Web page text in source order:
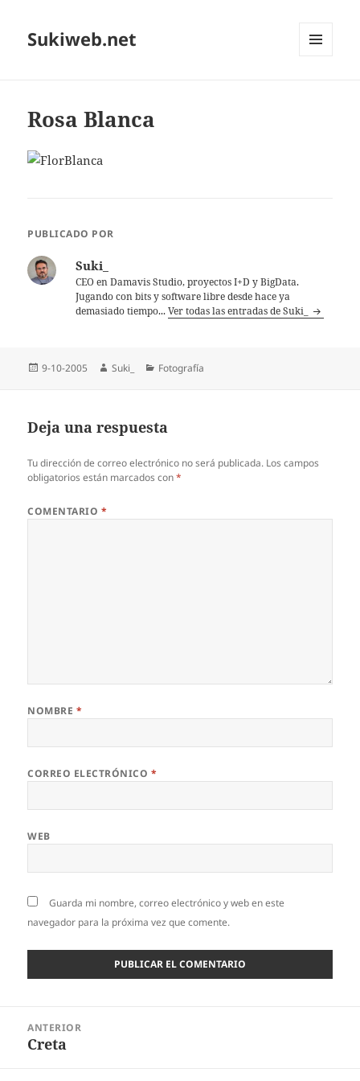
Sukiweb.net
Rosa Blanca
PUBLICADO POR
Suki_
CEO en Damavis Studio, proyectos I+D y BigData.
Jugando con bits y software libre desde hace ya
demasiado tiempo...Ver todas las entradas de Suki_
Publicado
9-10-2005 Autor
Suki_ Categorías
Fotografí­a
Deja una respuesta
Tu dirección de correo electrónico no será publicada. Los campos
obligatorios están marcados con*
COMENTARIO *
NOMBRE *
CORREO ELECTRÓNICO *
WEB
Guarda mi nombre, correo electrónico y web en este
navegador para la próxima vez que comente.
entradas
ANTERIOR
Entrada
Creta